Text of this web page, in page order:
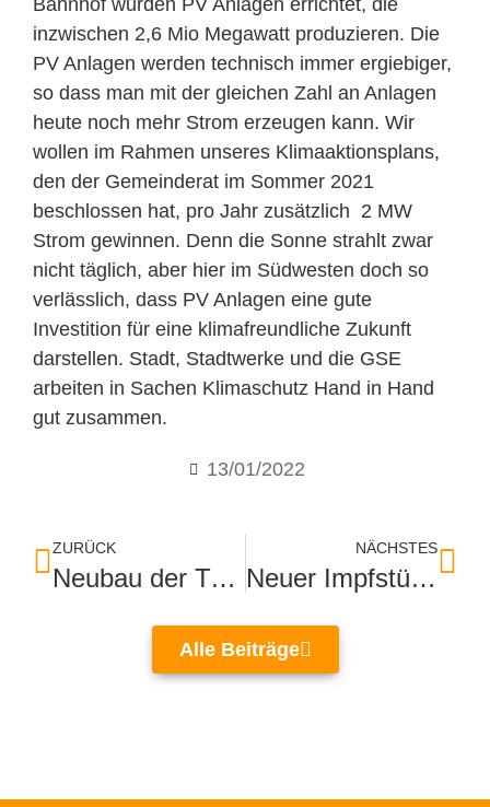
Bahnhof wurden PV Anlagen errichtet, die
inzwischen 2,6 Mio Megawatt produzieren. Die
PV Anlagen werden technisch immer ergiebiger,
so dass man mit der gleichen Zahl an Anlagen
heute noch mehr Strom erzeugen kann. Wir
wollen im Rahmen unseres Klimaaktionsplans,
den der Gemeinderat im Sommer 2021
beschlossen hat, pro Jahr zusätzlich 2 MW
Strom gewinnen. Denn die Sonne strahlt zwar
nicht täglich, aber hier im Südwesten doch so
verlässlich, dass PV Anlagen eine gute
Investition für eine klimafreundliche Zukunft
darstellen. Stadt, Stadtwerke und die GSE
arbeiten in Sachen Klimaschutz Hand in Hand
gut zusammen.
13/01/2022
ZURÜCK
Neubau der Turnhalle für das Kinder- und Jugendheim beginnt
NÄCHSTES
Neuer Impfstützpunkt in der Innenstadt
Alle Beiträge